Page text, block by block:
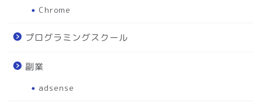
Chrome
プログラミングスクール
副業
adsense